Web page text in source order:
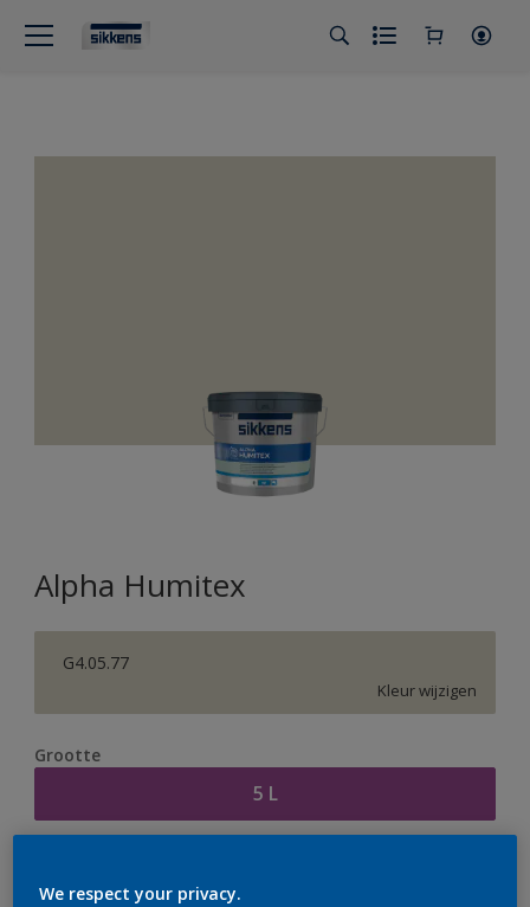
Alpha Humitex
G4.05.77
Kleur wijzigen
Grootte
5 L
We respect your privacy.